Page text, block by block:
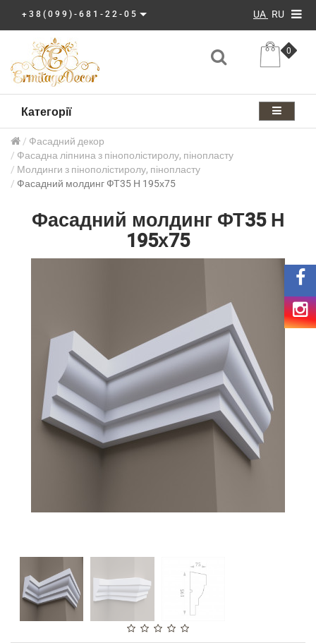
+38(099)-681-22-05 UA RU
0
Категорії
Фасадний декор
Фасадна ліпнина з пінополістиролу, пінопласту
Молдинги з пінополістиролу, пінопласту
Фасадний молдинг ФТ35 Н 195х75
Фасадний молдинг ФТ35 Н
195х75